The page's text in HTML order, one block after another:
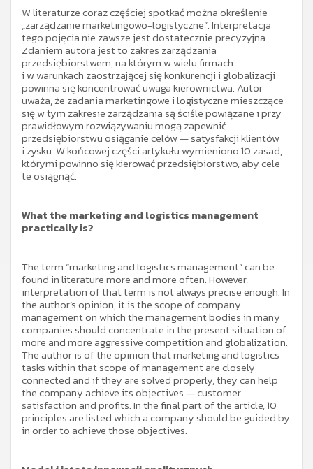
W literaturze coraz częściej spotkać można określenie
„zarządzanie marketingowo-logistyczne”. Interpretacja
tego pojęcia nie zawsze jest dostatecznie precyzyjna.
Zdaniem autora jest to zakres zarządzania
przedsiębiorstwem, na którym w wielu firmach
i w warunkach zaostrzającej się konkurencji i globalizacji
powinna się koncentrować uwaga kierownictwa. Autor
uważa, że zadania marketingowe i logistyczne mieszczące
się w tym zakresie zarządzania są ściśle powiązane i przy
prawidłowym rozwiązywaniu mogą zapewnić
przedsiębiorstwu osiąganie celów — satysfakcji klientów
i zysku. W końcowej części artykułu wymieniono 10 zasad,
którymi powinno się kierować przedsiębiorstwo, aby cele
te osiągnąć.
What the marketing and logistics management
practically is?
The term “marketing and logistics management” can be
found in literature more and more often. However,
interpretation of that term is not always precise enough. In
the author’s opinion, it is the scope of company
management on which the management bodies in many
companies should concentrate in the present situation of
more and more aggressive competition and globalization.
The author is of the opinion that marketing and logistics
tasks within that scope of management are closely
connected and if they are solved properly, they can help
the company achieve its objectives — customer
satisfaction and profits. In the final part of the article, 10
principles are listed which a company should be guided by
in order to achieve those objectives.